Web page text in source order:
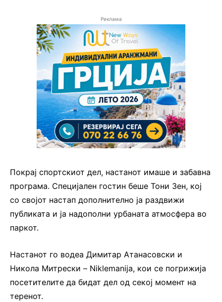
Реклама
Покрај спортскиот дел, настанот имаше и забавна
програма. Специјален гостин беше Тони Зен, кој
со својот настап дополнително ја раздвижи
публиката и ја надополни урбаната атмосфера во
паркот.
Настанот го водеа Димитар Атанасовски и
Никола Митрески – Niklemanija, кои се погрижија
посетителите да бидат дел од секој момент на
теренот.